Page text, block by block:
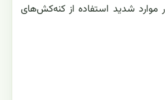
موارد شدید استفاده از کنه‌کش‌های